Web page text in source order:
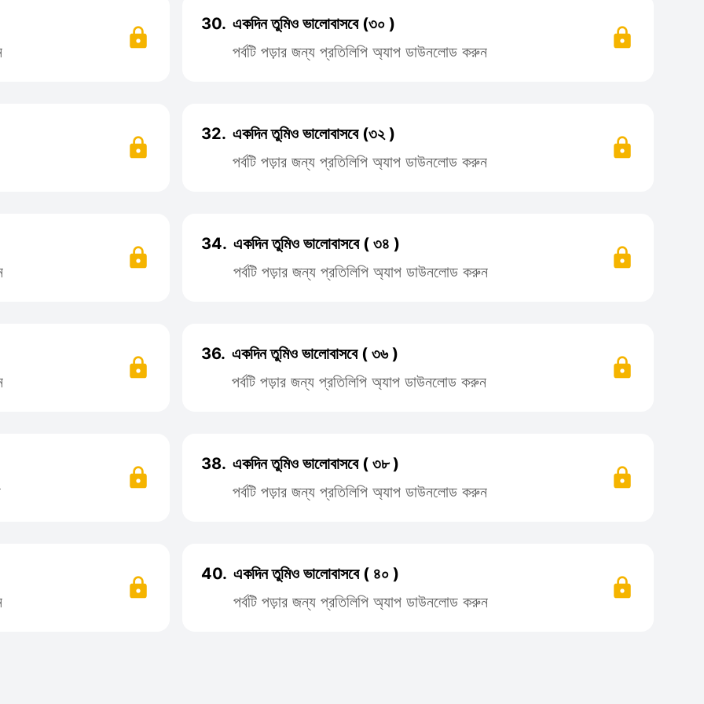
30. একদিন তুমিও ভালোবাসবে (৩০ )
পর্বটি পড়ার জন্য প্রতিলিপি অ্যাপ ডাউনলোড করুন
32. একদিন তুমিও ভালোবাসবে (৩২ )
পর্বটি পড়ার জন্য প্রতিলিপি অ্যাপ ডাউনলোড করুন
34. একদিন তুমিও ভালোবাসবে ( ৩৪ )
পর্বটি পড়ার জন্য প্রতিলিপি অ্যাপ ডাউনলোড করুন
36. একদিন তুমিও ভালোবাসবে ( ৩৬ )
পর্বটি পড়ার জন্য প্রতিলিপি অ্যাপ ডাউনলোড করুন
38. একদিন তুমিও ভালোবাসবে ( ৩৮ )
পর্বটি পড়ার জন্য প্রতিলিপি অ্যাপ ডাউনলোড করুন
40. একদিন তুমিও ভালোবাসবে ( ৪০ )
পর্বটি পড়ার জন্য প্রতিলিপি অ্যাপ ডাউনলোড করুন